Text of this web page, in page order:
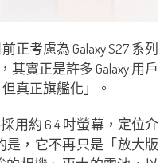
考慮為 Galaxy S27 系列
其實正是許多 Galaxy 用戶
真正旗艦化」。
採用約 6.4 吋螢幕，定位介
是，它不再只是「放大版